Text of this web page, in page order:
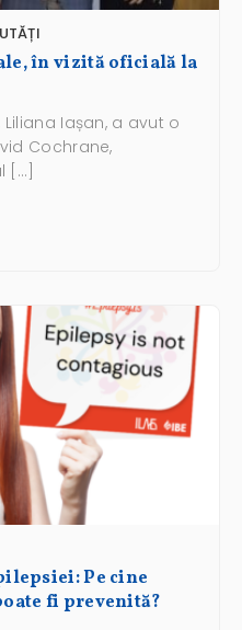
în vizită oficială la
Iașan, a avut o
Cochrane,
[…]
Pe cine
fi prevenită?